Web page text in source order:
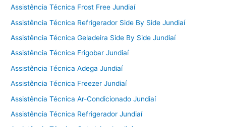
Assistência Técnica Frost Free Jundiaí
Assistência Técnica Refrigerador Side By Side Jundiaí
Assistência Técnica Geladeira Side By Side Jundiaí
Assistência Técnica Frigobar Jundiaí
Assistência Técnica Adega Jundiaí
Assistência Técnica Freezer Jundiaí
Assistência Técnica Ar-Condicionado Jundiaí
Assistência Técnica Refrigerador Jundiaí